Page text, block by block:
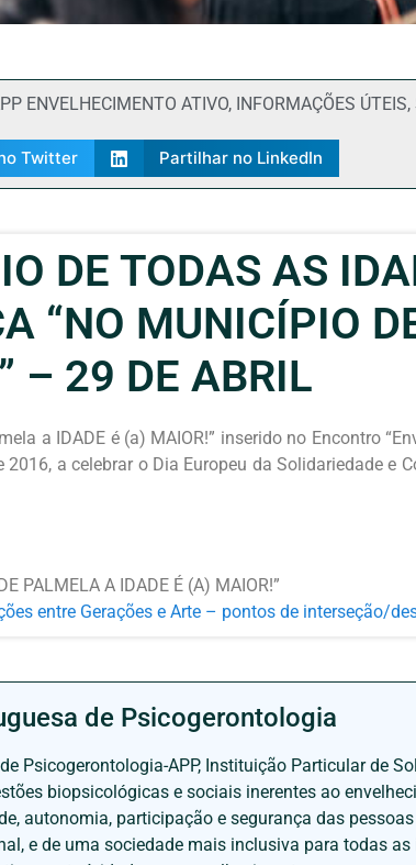
ENVELHECIMENTO ATIVO, INFORMAÇÕES ÚTEIS,
Twitter Partilhar no LinkedIn
DE TODAS AS
“NO MUNICÍPIO
– 29 DE ABRIL
a IDADE é (a) MAIOR!” inserido no Encontro
a celebrar o Dia Europeu da Solidariedade e
PALMELA A IDADE É (A) MAIOR!”
entre Gerações e Arte – pontos de interseção/
de Psicogerontologia
Psicogerontologia-APP, Instituição Particular de
biopsicológicas e sociais inerentes ao
autonomia, participação e segurança das
e de uma sociedade mais inclusiva para todas